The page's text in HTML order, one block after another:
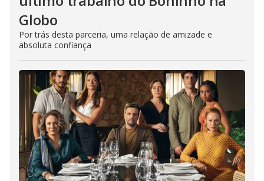
Globo
Por trás desta parceria, uma relação de amizade e
absoluta confiança